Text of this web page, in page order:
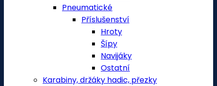
Pneumatické
Příslušenství
Hroty
Šípy
Navijáky
Ostatní
Karabiny, držáky hadic, přezky